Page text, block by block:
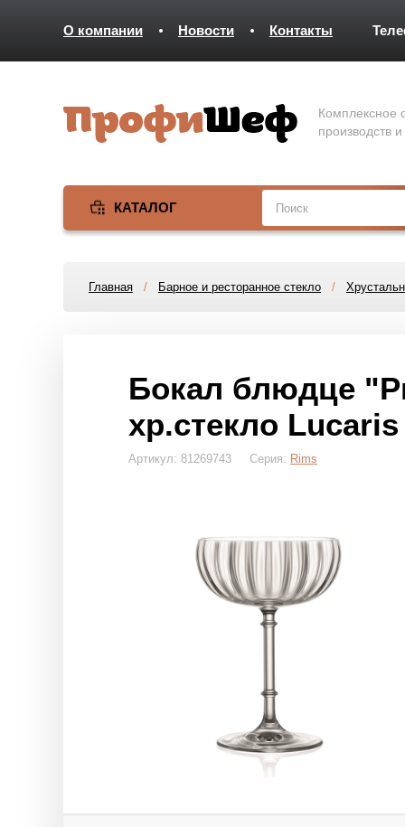
О компании Новости Контакты
Комплексное
производств
КАТАЛОГ
Главная / Барное и ресторанное стекло /
Бокал блюдце
хр.стекло Lucaris
Артикул: 81269743 Серия: Rims